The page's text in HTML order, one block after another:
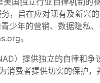
，旨在应对现有及新兴
少年的营销、数据隐私
。
）提供独立的自律和
费者提供切实的保护，